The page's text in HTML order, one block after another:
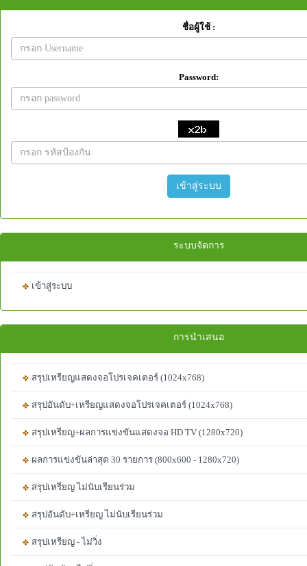
ชื่อผู้ใช้ :
Password:
เข้าสู่ระบบ
ระบบจัดการ
เข้าสู่ระบบ
การนำเสนอ
สรุปเหรียญแสดงจอโปรเจคเตอร์ (1024x768)
สรุปอันดับ+เหรียญแสดงจอโปรเจคเตอร์ (1024x768)
สรุปเหรียญ+ผลการแข่งขันแสดงจอ HD TV (1280x720)
ผลการแข่งขันล่าสุด 30 รายการ (800x600 - 1280x720)
สรุปเหรียญ ไม่นับเรียนร่วม
สรุปอันดับ+เหรียญ ไม่นับเรียนร่วม
สรุปเหรียญ - ไม่วิ่ง